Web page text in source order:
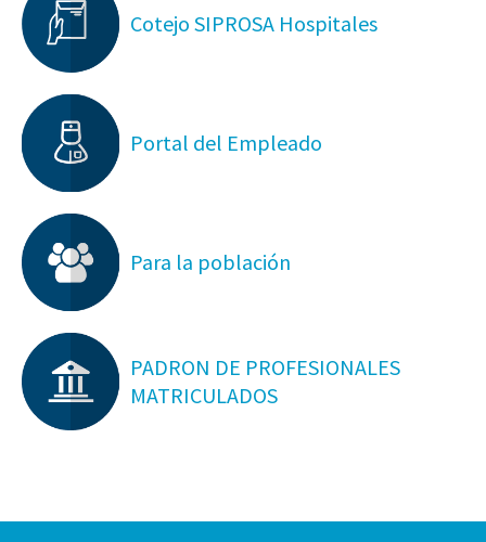
Cotejo SIPROSA Hospitales
Portal del Empleado
Para la población
PADRON DE PROFESIONALES
MATRICULADOS